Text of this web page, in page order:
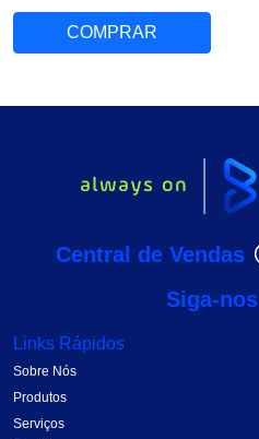
COMPRAR
Central de Vendas
Siga-nos
Links Rápidos
Sobre Nós
Produtos
Serviços